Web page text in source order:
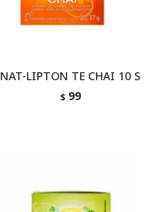
NAT-LIPTON TE CHAI 10 S
$ 99